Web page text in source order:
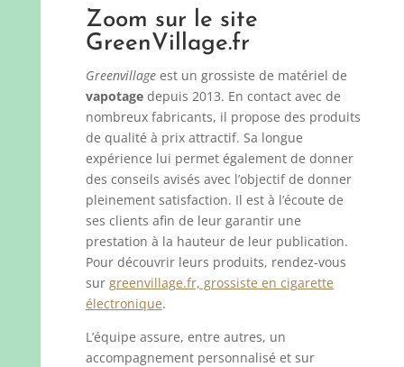
Zoom sur le site
GreenVillage.fr
Greenvillageest un grossiste de matériel de
vapotage depuis 2013. En contact avec de
nombreux fabricants, il propose des produits
de qualité à prix attractif. Sa longue
expérience lui permet également de donner
des conseils avisés avec l’objectif de donner
pleinement satisfaction. Il est à l’écoute de
ses clients afin de leur garantir une
prestation à la hauteur de leur publication.
Pour découvrir leurs produits, rendez-vous
sur greenvillage.fr, grossiste en cigarette
électronique.
L’équipe assure, entre autres, un
accompagnement personnalisé et sur